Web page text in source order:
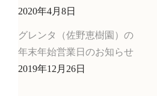
2020年4月8日
グレンタ（佐野恵樹園）の
年末年始営業日のお知らせ
2019年12月26日